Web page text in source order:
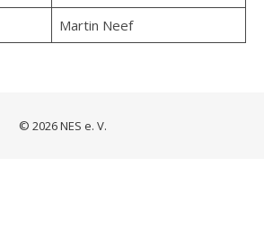
Martin Neef
© 2026 NES e. V.